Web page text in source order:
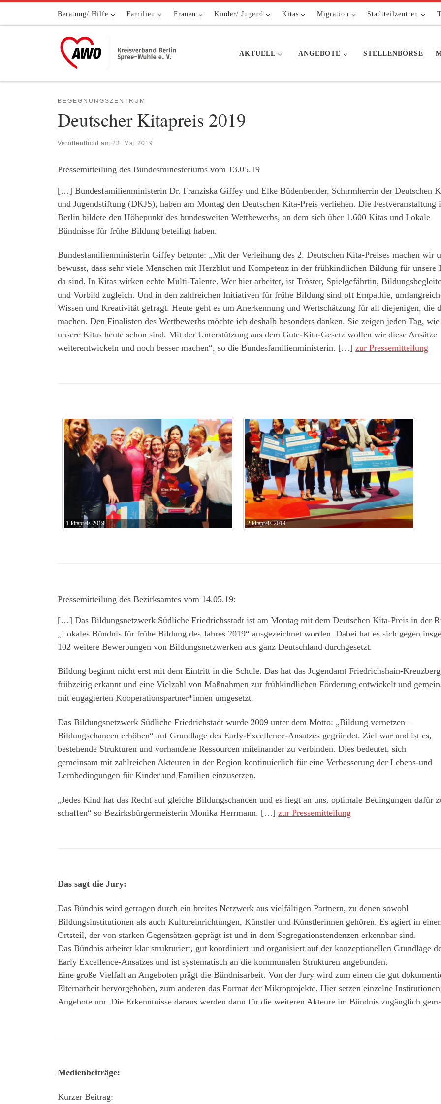
Zum Inhalt springenBeratung/ Hilfe Familien Frauen Kinder/ Jugend Kitas Migration Stadtteilzentren
AKTUELL ANGEBOTE STELLENBÖRSE
BEGEGNUNGSZENTRUM
Deutscher Kitapreis 2019
Veröffentlicht am 23. Mai 2019
Pressemitteilung des Bundesminesteriums vom 13.05.19
[…] Bundesfamilienministerin Dr. Franziska Giffey und Elke Büdenbender, Schirmherrin der Deutschen
und Jugendstiftung (DKJS), haben am Montag den Deutschen Kita-Preis verliehen. Die Festveranstaltung
Berlin bildete den Höhepunkt des bundesweiten Wettbewerbs, an dem sich über 1.600 Kitas und Lokale
Bündnisse für frühe Bildung beteiligt haben.
Bundesfamilienministerin Giffey betonte: „Mit der Verleihung des 2. Deutschen Kita-Preises machen wir
bewusst, dass sehr viele Menschen mit Herzblut und Kompetenz in der frühkindlichen Bildung für unsere
da sind. In Kitas wirken echte Multi-Talente. Wer hier arbeitet, ist Tröster, Spielgefährtin,
und Vorbild zugleich. Und in den zahlreichen Initiativen für frühe Bildung sind oft Empathie,
Wissen und Kreativität gefragt. Heute geht es um Anerkennung und Wertschätzung für all diejenigen, die
machen. Den Finalisten des Wettbewerbs möchte ich deshalb besonders danken. Sie zeigen jeden Tag,
unsere Kitas heute schon sind. Mit der Unterstützung aus dem Gute-Kita-Gesetz wollen wir diese Ansätze
weiterentwickeln und noch besser machen“, so die Bundesfamilienministerin. […] zur Pressemitteilung
1-kitapreis-2019 2-kitapreis-2019
Pressemitteilung des Bezirksamtes vom 14.05.19:
[…] Das Bildungsnetzwerk Südliche Friedrichsstadt ist am Montag mit dem Deutschen Kita-Preis in der
„Lokales Bündnis für frühe Bildung des Jahres 2019“ ausgezeichnet worden. Dabei hat es sich gegen
102 weitere Bewerbungen von Bildungsnetzwerken aus ganz Deutschland durchgesetzt.
Bildung beginnt nicht erst mit dem Eintritt in die Schule. Das hat das Jugendamt Friedrichshain-Kreuzberg
frühzeitig erkannt und eine Vielzahl von Maßnahmen zur frühkindlichen Förderung entwickelt und
mit engagierten Kooperationspartner*innen umgesetzt.
Das Bildungsnetzwerk Südliche Friedrichstadt wurde 2009 unter dem Motto: „Bildung vernetzen –
Bildungschancen erhöhen“ auf Grundlage des Early-Excellence-Ansatzes gegründet. Ziel war und ist es,
bestehende Strukturen und vorhandene Ressourcen miteinander zu verbinden. Dies bedeutet, sich
gemeinsam mit zahlreichen Akteuren in der Region kontinuierlich für eine Verbesserung der Lebens-und
Lernbedingungen für Kinder und Familien einzusetzen.
„Jedes Kind hat das Recht auf gleiche Bildungschancen und es liegt an uns, optimale Bedingungen dafür
schaffen“ so Bezirksbürgermeisterin Monika Herrmann. […] zur Pressemitteilung
Das sagt die Jury:
Das Bündnis wird getragen durch ein breites Netzwerk aus vielfältigen Partnern, zu denen sowohl
Bildungsinstitutionen als auch Kultureinrichtungen, Künstler und Künstlerinnen gehören. Es agiert in
Ortsteil, der von starken Gegensätzen geprägt ist und in dem Segregationstendenzen erkennbar sind.
Das Bündnis arbeitet klar strukturiert, gut koordiniert und organisiert auf der konzeptionellen Grundlage
Early Excellence-Ansatzes und ist systematisch an die kommunalen Strukturen angebunden.
Eine große Vielfalt an Angeboten prägt die Bündnisarbeit. Von der Jury wird zum einen die gut
Elternarbeit hervorgehoben, zum anderen das Format der Mikroprojekte. Hier setzen einzelne Institutionen
Angebote um. Die Erkenntnisse daraus werden dann für die weiteren Akteure im Bündnis zugänglich
Medienbeiträge:
Kurzer Beitrag: